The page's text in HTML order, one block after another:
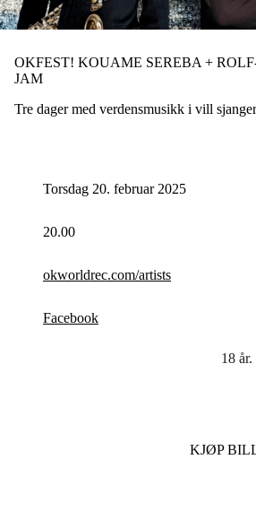
OKFEST! KOUAME SEREBA +
JAM
Tre dager med verdensmusikk i vill
Torsdag 20. februar 2025
20.00
okworldrec.com/artists
Facebook
18
KJØP